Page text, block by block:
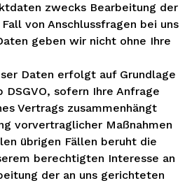
zwecks Bearbeitung der
von Anschlussfragen bei uns
geben wir nicht ohne Ihre
Daten erfolgt auf Grundlage
DSGVO, sofern Ihre Anfrage
Vertrags zusammenhängt
vorvertraglicher Maßnahmen
übrigen Fällen beruht die
berechtigten Interesse an
der an uns gerichteten